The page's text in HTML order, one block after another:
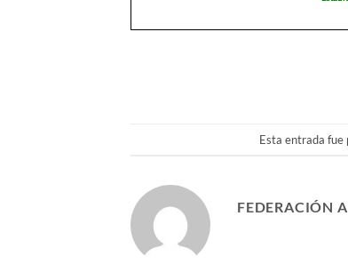
Esta entrada fue
FEDERACIÓN